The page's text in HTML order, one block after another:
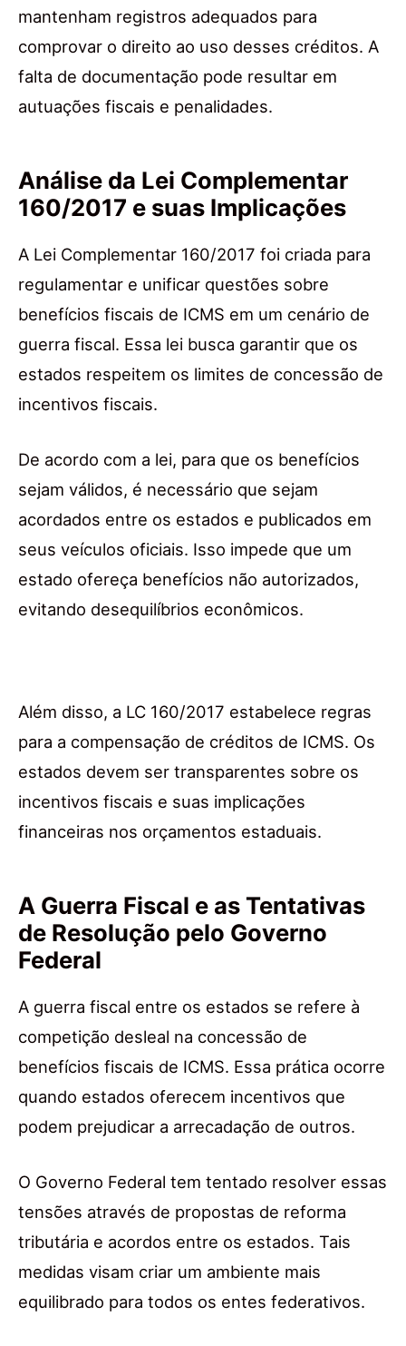
mantenham registros adequados para
comprovar o direito ao uso desses créditos. A
falta de documentação pode resultar em
autuações fiscais e penalidades.
Análise da Lei Complementar
160/2017 e suas Implicações
A Lei Complementar 160/2017 foi criada para
regulamentar e unificar questões sobre
benefícios fiscais de ICMS em um cenário de
guerra fiscal. Essa lei busca garantir que os
estados respeitem os limites de concessão de
incentivos fiscais.
De acordo com a lei, para que os benefícios
sejam válidos, é necessário que sejam
acordados entre os estados e publicados em
seus veículos oficiais. Isso impede que um
estado ofereça benefícios não autorizados,
evitando desequilíbrios econômicos.
Além disso, a LC 160/2017 estabelece regras
para a compensação de créditos de ICMS. Os
estados devem ser transparentes sobre os
incentivos fiscais e suas implicações
financeiras nos orçamentos estaduais.
A Guerra Fiscal e as Tentativas
de Resolução pelo Governo
Federal
A guerra fiscal entre os estados se refere à
competição desleal na concessão de
benefícios fiscais de ICMS. Essa prática ocorre
quando estados oferecem incentivos que
podem prejudicar a arrecadação de outros.
O Governo Federal tem tentado resolver essas
tensões através de propostas de reforma
tributária e acordos entre os estados. Tais
medidas visam criar um ambiente mais
equilibrado para todos os entes federativos.